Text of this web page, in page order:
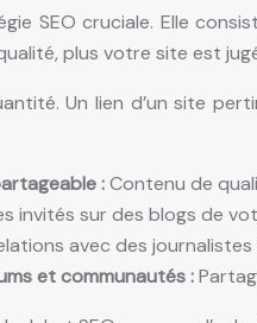
SEO cruciale. Elle
plus votre site est
Un lien d’un site
:Contenu de
invités sur des blogs de
avec des
et communautés :